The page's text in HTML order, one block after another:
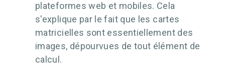
plateformes web et mobiles. Cela
s'explique par le fait que les cartes
matricielles sont essentiellement des
images, dépourvues de tout élément de
calcul.